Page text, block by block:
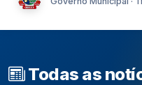
Todas as